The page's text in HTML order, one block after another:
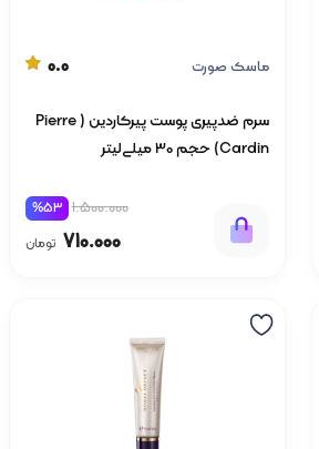
ماسک صورت 0.0
سرم ضدپیری پوست پیرکاردین ( Pierre
Cardin) حجم 30 میلی‌لیتر
1.500.000
%53
710.000 تومان